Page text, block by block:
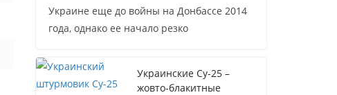
Украине еще до войны на Донбассе 2014
года, однако ее начало резко
Украинские Су-25 –
жовто-блакитные